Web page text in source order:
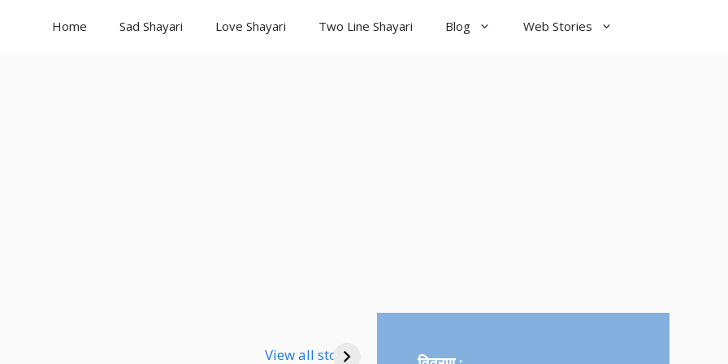
Home Sad Shayari Love Shayari Two Line Shayari Blog Web Stories
View all storiesShayari